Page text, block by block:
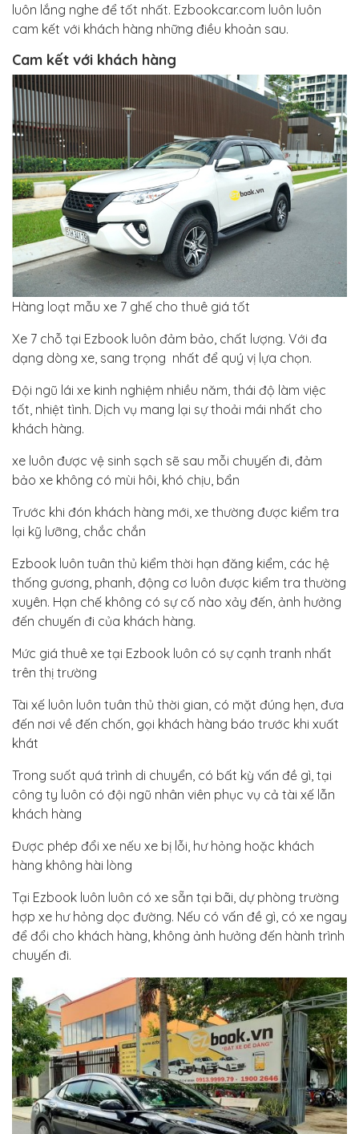
luôn lắng nghe để tốt nhất. Ezbookcar.com luôn luôn
cam kết với khách hàng những điều khoản sau.
Cam kết với khách hàng
Hàng loạt mẫu xe 7 ghế cho thuê giá tốt
Xe 7 chỗ tại Ezbook luôn đảm bảo, chất lượng. Với đa
dạng dòng xe, sang trọng nhất để quý vị lựa chọn.
Đội ngũ lái xe kinh nghiệm nhiều năm, thái độ làm việc
tốt, nhiệt tình. Dịch vụ mang lại sự thoải mái nhất cho
khách hàng.
xe luôn được vệ sinh sạch sẽ sau mỗi chuyến đi, đảm
bảo xe không có mùi hôi, khó chịu, bẩn
Trước khi đón khách hàng mới, xe thường được kiểm tra
lại kỹ lưỡng, chắc chắn
Ezbook luôn tuân thủ kiểm thời hạn đăng kiểm, các hệ
thống gương, phanh, động cơ luôn được kiểm tra thường
xuyên. Hạn chế không có sự cố nào xảy đến, ảnh hưởng
đến chuyến đi của khách hàng.
Mức giá thuê xe tại Ezbook luôn có sự cạnh tranh nhất
trên thị trường
Tài xế luôn luôn tuân thủ thời gian, có mặt đúng hẹn, đưa
đến nơi về đến chốn, gọi khách hàng báo trước khi xuất
khát
Trong suốt quá trình di chuyển, có bất kỳ vấn đề gì, tại
công ty luôn có đội ngũ nhân viên phục vụ cả tài xế lẫn
khách hàng
Được phép đổi xe nếu xe bị lỗi, hư hỏng hoặc khách
hàng không hài lòng
Tại Ezbook luôn luôn có xe sẵn tại bãi, dự phòng trường
hợp xe hư hỏng dọc đường. Nếu có vấn đề gì, có xe ngay
để đổi cho khách hàng, không ảnh hưởng đến hành trình
chuyến đi.